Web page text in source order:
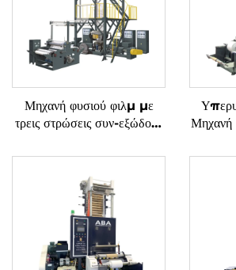
Μηχανή φυσιού φιλμ με
τρεις στρώσεις συν-εξώδους
αποχετευτή
Μηχανή